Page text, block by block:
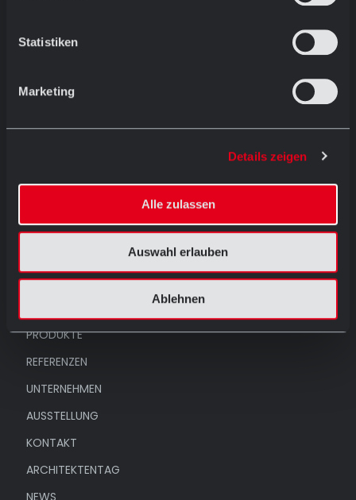
Statistiken
Marketing
Details zeigen
Alle zulassen
Auswahl erlauben
Ablehnen
und
13.00 - 17.30 Uhr
Ostersamstags geschlossen
ausstellung@abc-klinker.de
Menü
PRODUKTE
REFERENZEN
UNTERNEHMEN
AUSSTELLUNG
KONTAKT
ARCHITEKTENTAG
NEWS